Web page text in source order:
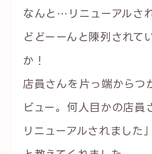
なんと…リニューアルさ
どどーーんと陳列されて
か！
店員さんを片っ端からつ
ビュー。何人目かの店員
リニューアルされました」